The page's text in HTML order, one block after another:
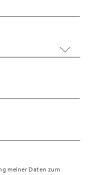
meiner Daten zum